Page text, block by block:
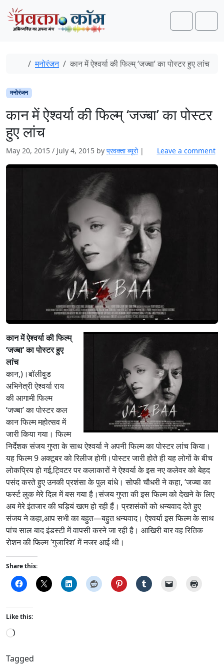
Skip to content
Skip to footer
Search
Home
मनोरंजन कान में ऐश्वर्या की फिल्म् ‘जज्बा’ का पोस्टर हुए लांच
मनोरंजन
कान में ऐश्वर्या की फिल्म् ‘जज्बा’ का पोस्टर
हुए लांच
May 20, 2015 / July 4, 2015 by प्रवक्ता ब्यूरो | Leave a comment
कान में ऐश्वर्या की फिल्म्
‘जज्बा’ का पोस्टर हुए
लांच
कान,)।बॉलीवुड
अभिनेत्री ऐश्वर्या राय
की ​आगामी फिल्म
‘जज्बा’ का पोस्टर कल
कान फिल्म महोत्सव में
जारी किया गया। फिल्म
निर्देशक संजय गुप्ता के साथ ऐश्वर्या ने अपनी फिल्म का पोस्टर लांच किया।
यह फिल्म 9 अक्टूबर को रिलीज होगी।पोस्टर जारी होते ही यह लोगों के बीच
लोकप्रिय हो गई,ट्विटर पर कलाकारों ने ऐश्वर्या के इस नए कलेवर को बेहद
पसंद करते हुए उनकी प्रशंसा के पुल बांधे। सोफी चौधरी ने कहा, ‘जज्बा का
फर्स्ट लुक मेरे दिल में बस गया है।संजय गुप्ता की इस फिल्म को देखने के लिए
अब मेरे इंतजार की घड़ियं खत्म हो रही हैं। प्रशसंकों को धन्यवाद देते हुए
संजय ने कहा,आप सभी का बहुत—बहुत धन्यवाद। ऐश्वर्या इस फिल्म के साथ
पांच साल बाद इंडस्टी में वापसी करने जा रही है। आखिरी बार वह रितिक
रोशन की फिल्म ‘गुजारिश’ में नजर आई थी।
Share this:
Like this:
L
a
Tagged